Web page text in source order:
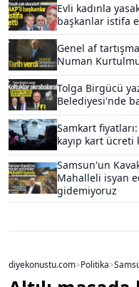
Evli kadınla
başkanlar istifa
Genel af
Numan
Tolga Birgücü
Belediyesi'nde
Samkart
kayıp kart ücreti
Samsun'un
Mahalleli isyan
gidemiyoruz
diyekonustu.com>Politika>